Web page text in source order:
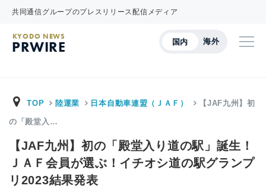
共同通信グループのプレスリリース配信メディア
国内 海外
KYODO NEWS
PRWIRE
TOP 陸運業 日本自動車連盟（ＪＡＦ） 【JAF九州】初
の「殿堂入…
【JAF九州】初の「殿堂入り道の駅」誕生！
ＪＡＦ会員が選ぶ！イチオシ道の駅グランプ
リ2023結果発表